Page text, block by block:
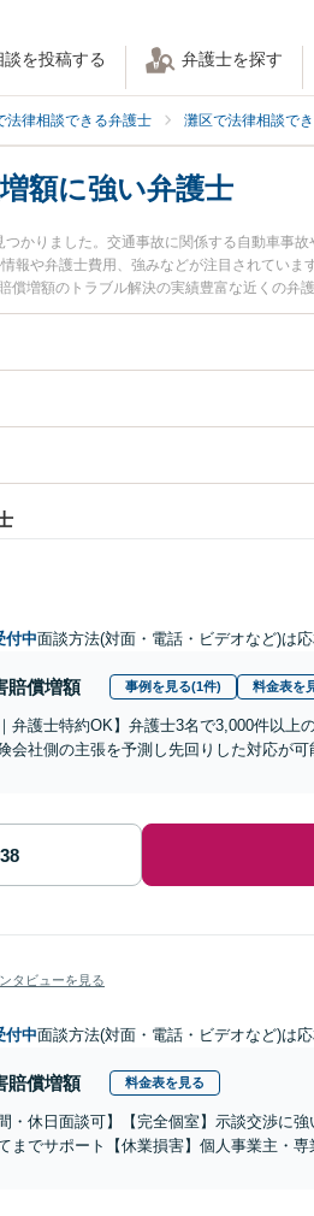
談を投稿する 弁護士を探す
法律相談できる弁護士 灘区で法律相談で
額に強い弁護士
かりました。交通事故に関係する自動車事
報や弁護士費用、強みなどが注目されてい
増額のトラブル解決の実績豊富な近くの弁
りの相談者さんにおすすめです。
付中面談方法(対面・電話・ビデオなど)は
賠償増額 事例を見る(1件) 料金表を
弁護士特約OK】弁護士3名で3,000件以
会社側の主張を予測し先回りした対応が
タビューを見る
付中面談方法(対面・電話・ビデオなど)は
賠償増額 料金表を見る
・休日面談可】【完全個室】示談交渉に
までサポート【休業損害】個人事業主・